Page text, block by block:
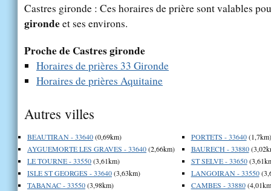
Castres gironde : Ces horaires de prière sont valables
girondeet ses environs.
Proche de Castres gironde
Horaires de prières 33 Gironde
Horaires de prières Aquitaine
Autres villes
BEAUTIRAN - 33640(0,69km)
AYGUEMORTE LES GRAVES - 33640(2,66km)
LE TOURNE - 33550(3,61km)
ISLE ST GEORGES - 33640(3,63km)
TABANAC - 33550(3,98km)
PORTETS - 33640(1,7km)
BAURECH - 33880
ST SELVE - 33650
LANGOIRAN - 33550
CAMBES - 33880